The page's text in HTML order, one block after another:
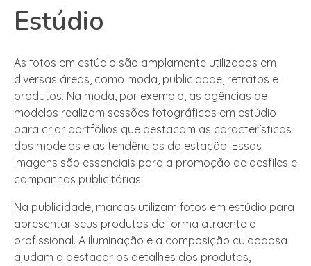
Estúdio
As fotos em estúdio são amplamente utilizadas em
diversas áreas, como moda, publicidade, retratos e
produtos. Na moda, por exemplo, as agências de
modelos realizam sessões fotográficas em estúdio
para criar portfólios que destacam as características
dos modelos e as tendências da estação. Essas
imagens são essenciais para a promoção de desfiles e
campanhas publicitárias.
Na publicidade, marcas utilizam fotos em estúdio para
apresentar seus produtos de forma atraente e
profissional. A iluminação e a composição cuidadosa
ajudam a destacar os detalhes dos produtos,